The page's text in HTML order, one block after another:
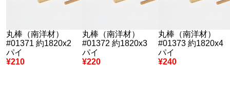
丸棒（南洋材）
#01371 約1820x2
パイ
¥210
丸棒（南洋材）
#01372 約1820x3
パイ
¥220
丸棒（南洋材）
#01373 約1820x4
パイ
¥240